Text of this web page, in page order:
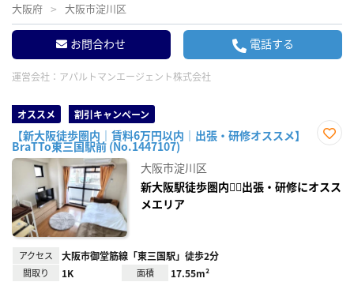
大阪府 大阪市淀川区
お問合わせ 電話する
運営会社： アパルトマンエージェント株式会社
オススメ 割引キャンペーン
【新大阪徒歩圏内｜賃料6万円以内｜出張・研修オススメ】
BraTTo東三国駅前 (No.1447107)
録
大阪市淀川区
新大阪駅徒歩圏内🚶‍♂️出張・研修にオスス
メエリア
アクセス 大阪市御堂筋線「東三国駅」徒歩2分
間取り 1K 面積 17.55m²